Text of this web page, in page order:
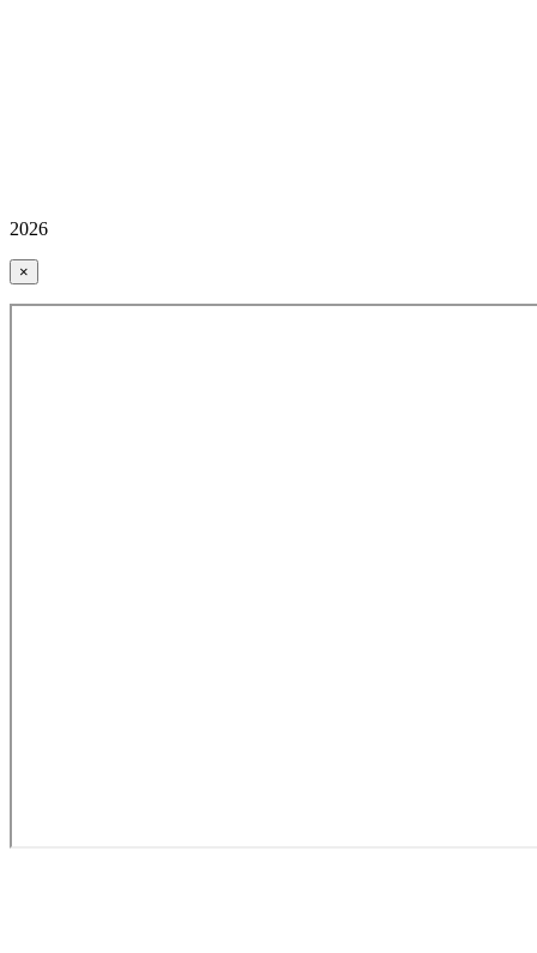
2026
×